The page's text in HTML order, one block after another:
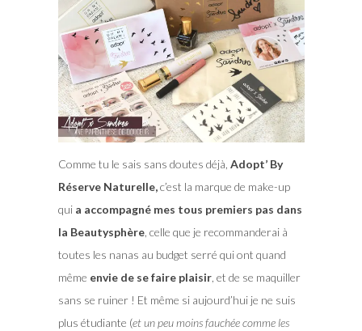
Comme tu le sais sans doutes déjà, Adopt’ By
Réserve Naturelle,c’est la marque de make-up
quia accompagné mes tous premiers pas dans
la Beautysphère, celle que je recommanderai à
toutes les nanas au budget serré qui ont quand
même envie de se faire plaisir, et de se maquiller
sans se ruiner ! Et même si aujourd’hui je ne suis
plus étudiante (et un peu moins fauchée comme les